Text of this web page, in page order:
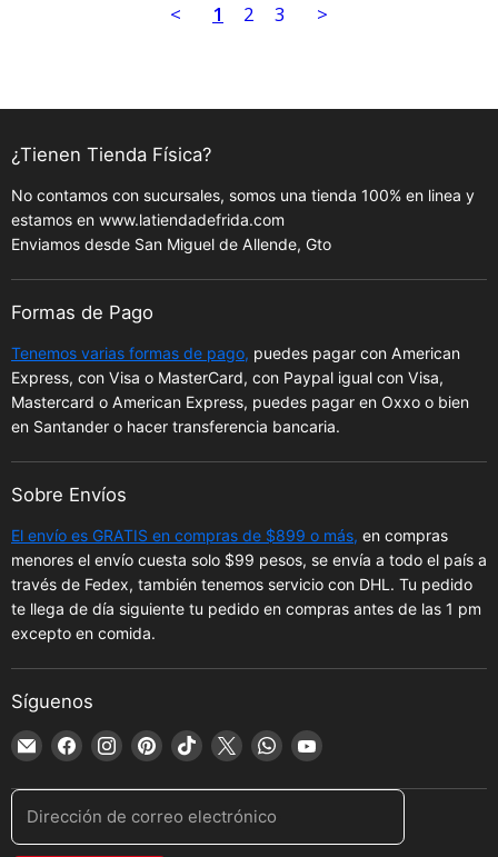
< 1 2 3 >
¿Tienen Tienda Física?
No contamos con sucursales, somos una tienda 100% en linea y
estamos en www.latiendadefrida.com
Enviamos desde San Miguel de Allende, Gto
Formas de Pago
Tenemos varias formas de pago, puedes pagar con American
Express, con Visa o MasterCard, con Paypal igual con Visa,
Mastercard o American Express, puedes pagar en Oxxo o bien
en Santander o hacer transferencia bancaria.
Sobre Envíos
El envío es GRATIS en compras de $899 o más, en compras
menores el envío cuesta solo $99 pesos, se envía a todo el país a
través de Fedex, también tenemos servicio con DHL. Tu pedido
te llega de día siguiente tu pedido en compras antes de las 1 pm
excepto en comida.
Síguenos
Encuéntrenos
electrónico
Encuéntrenos
Encuéntrenos
Encuéntrenos
Encuéntrenos
Encuéntrenos
Encuéntrenos
Encuéntrenos
Dirección de correo electrónico